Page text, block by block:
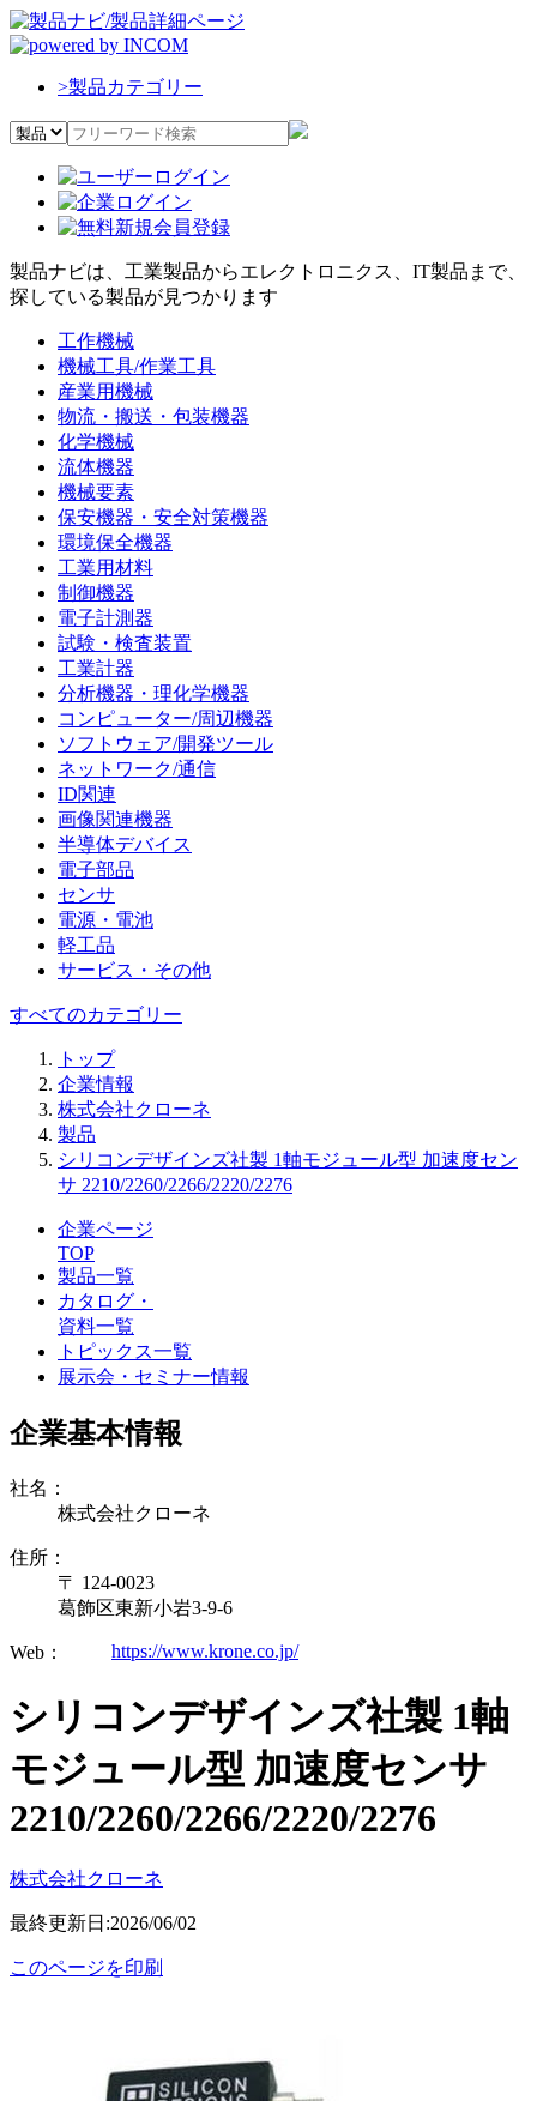
>製品カテゴリー
製品ナビは、工業製品からエレクトロニクス、IT製品まで、
探している製品が見つかります
工作機械
機械工具/作業工具
産業用機械
物流・搬送・包装機器
化学機械
流体機器
機械要素
保安機器・安全対策機器
環境保全機器
工業用材料
制御機器
電子計測器
試験・検査装置
工業計器
分析機器・理化学機器
コンピューター/周辺機器
ソフトウェア/開発ツール
ネットワーク/通信
ID関連
画像関連機器
半導体デバイス
電子部品
センサ
電源・電池
軽工品
サービス・その他
すべてのカテゴリー
トップ
企業情報
株式会社クローネ
製品
シリコンデザインズ社製 1軸モジュール型 加速度セン
サ 2210/2260/2266/2220/2276
企業ページ
TOP
製品一覧
カタログ・
資料一覧
トピックス一覧
展示会・セミナー情報
企業基本情報
社名：
株式会社クローネ
住所：
〒 124-0023
葛飾区東新小岩3-9-6
Web： https://www.krone.co.jp/
シリコンデザインズ社製 1軸
モジュール型 加速度センサ
2210/2260/2266/2220/2276
株式会社クローネ
最終更新日:2026/06/02
このページを印刷